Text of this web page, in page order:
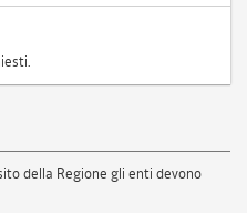
della Regione gli enti devono